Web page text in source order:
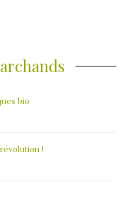
bio
!